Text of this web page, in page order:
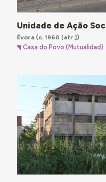
Unidade de Ação
Évora(c. 1960 [atr.])
Casa do Povo (Mutualidad)